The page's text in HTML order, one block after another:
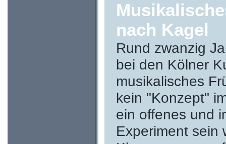
nach Kagel
Rund zwanzig
bei den Kölner
musikalisches
kein "Konzept"
ein offenes und
Experiment sein